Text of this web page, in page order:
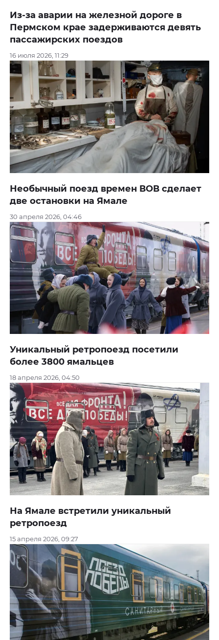
Из-за аварии на железной дороге в
Пермском крае задерживаются девять
пассажирских поездов
16 июля 2026, 11:29
Необычный поезд времен ВОВ сделает
две остановки на Ямале
30 апреля 2026, 04:46
Уникальный ретропоезд посетили
более 3800 ямальцев
18 апреля 2026, 04:50
На Ямале встретили уникальный
ретропоезд
15 апреля 2026, 09:27